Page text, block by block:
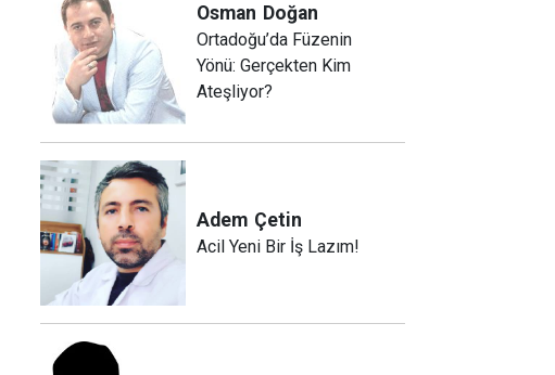
Osman Doğan
Ortadoğu’da Füzenin
Yönü: Gerçekten Kim
Ateşliyor?
Adem Çetin
Acil Yeni Bir İş Lazım!